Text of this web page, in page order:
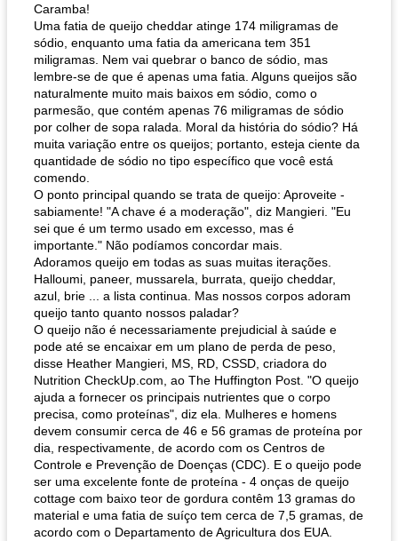
Caramba!
Uma fatia de queijo cheddar atinge 174 miligramas de
sódio, enquanto uma fatia da americana tem 351
miligramas. Nem vai quebrar o banco de sódio, mas
lembre-se de que é apenas uma fatia. Alguns queijos são
naturalmente muito mais baixos em sódio, como o
parmesão, que contém apenas 76 miligramas de sódio
por colher de sopa ralada. Moral da história do sódio? Há
muita variação entre os queijos; portanto, esteja ciente da
quantidade de sódio no tipo específico que você está
comendo.
O ponto principal quando se trata de queijo: Aproveite -
sabiamente! "A chave é a moderação", diz Mangieri. "Eu
sei que é um termo usado em excesso, mas é
importante." Não podíamos concordar mais.
Adoramos queijo em todas as suas muitas iterações.
Halloumi, paneer, mussarela, burrata, queijo cheddar,
azul, brie ... a lista continua. Mas nossos corpos adoram
queijo tanto quanto nossos paladar?
O queijo não é necessariamente prejudicial à saúde e
pode até se encaixar em um plano de perda de peso,
disse Heather Mangieri, MS, RD, CSSD, criadora do
Nutrition CheckUp.com, ao The Huffington Post. "O queijo
ajuda a fornecer os principais nutrientes que o corpo
precisa, como proteínas", diz ela. Mulheres e homens
devem consumir cerca de 46 e 56 gramas de proteína por
dia, respectivamente, de acordo com os Centros de
Controle e Prevenção de Doenças (CDC). E o queijo pode
ser uma excelente fonte de proteína - 4 onças de queijo
cottage com baixo teor de gordura contêm 13 gramas do
material e uma fatia de suíço tem cerca de 7,5 gramas, de
acordo com o Departamento de Agricultura dos EUA.